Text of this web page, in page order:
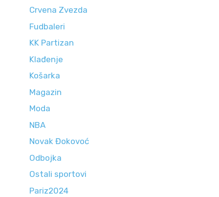
Crvena Zvezda
Fudbaleri
KK Partizan
Klađenje
Košarka
Magazin
Moda
NBA
Novak Đokovoć
Odbojka
Ostali sportovi
Pariz2024